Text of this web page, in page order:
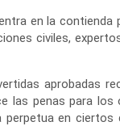
en la contienda
civiles,
aprobadas
las penas para
perpetua en